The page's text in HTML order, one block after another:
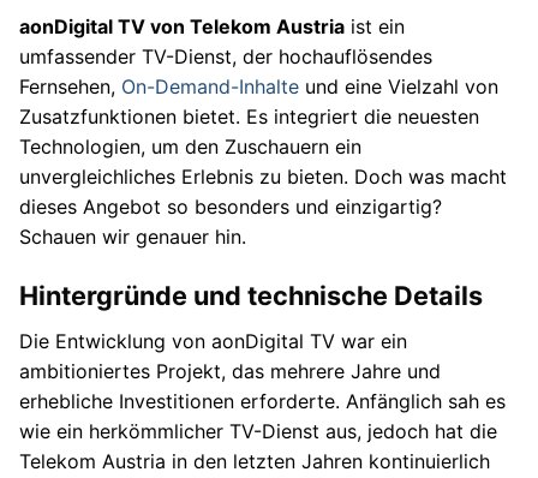
aonDigital TV von Telekom Austria ist ein
umfassender TV-Dienst, der hochauflösendes
Fernsehen, On-Demand-Inhalte und eine Vielzahl von
Zusatzfunktionen bietet. Es integriert die neuesten
Technologien, um den Zuschauern ein
unvergleichliches Erlebnis zu bieten. Doch was macht
dieses Angebot so besonders und einzigartig?
Schauen wir genauer hin.
Hintergründe und technische Details
Die Entwicklung von aonDigital TV war ein
ambitioniertes Projekt, das mehrere Jahre und
erhebliche Investitionen erforderte. Anfänglich sah es
wie ein herkömmlicher TV-Dienst aus, jedoch hat die
Telekom Austria in den letzten Jahren kontinuierlich